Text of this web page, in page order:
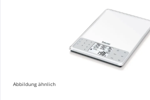
Abbildung ähnlich